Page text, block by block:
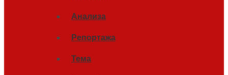
Анализа
Репортажа
Тема